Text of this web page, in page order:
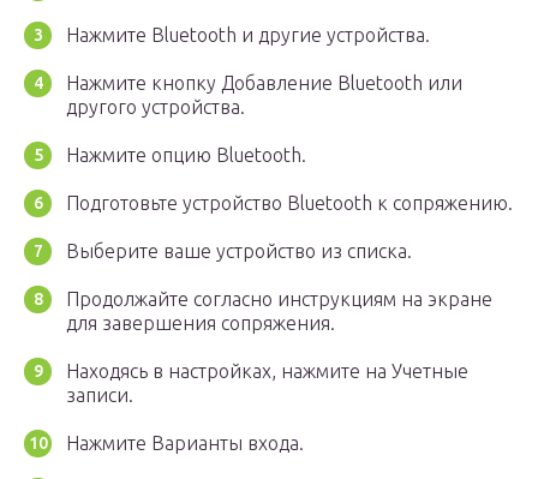
Нажмите Bluetooth и другие устройства.
Нажмите кнопку Добавление Bluetooth или
другого устройства.
Нажмите опцию Bluetooth.
Подготовьте устройство Bluetooth к сопряжению.
Выберите ваше устройство из списка.
Продолжайте согласно инструкциям на экране
для завершения сопряжения.
Находясь в настройках, нажмите на Учетные
записи.
Нажмите Варианты входа.